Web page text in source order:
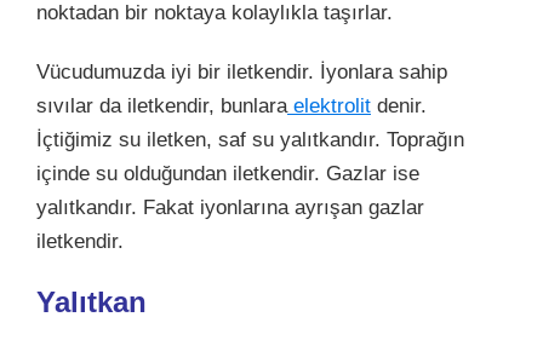
noktadan bir noktaya kolaylıkla taşırlar.
Vücudumuzda iyi bir iletkendir. İyonlara sahip
sıvılar da iletkendir, bunlaraelektrolit denir.
İçtiğimiz su iletken, saf su yalıtkandır. Toprağın
içinde su olduğundan iletkendir. Gazlar ise
yalıtkandır. Fakat iyonlarına ayrışan gazlar
iletkendir.
Yalıtkan